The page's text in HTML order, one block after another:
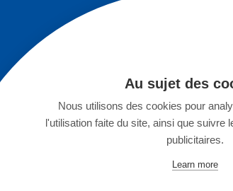
Au sujet des
Nous utilisons des cookies pour
l'utilisation faite du site, ainsi que suivre
publicitaires.
Learn more